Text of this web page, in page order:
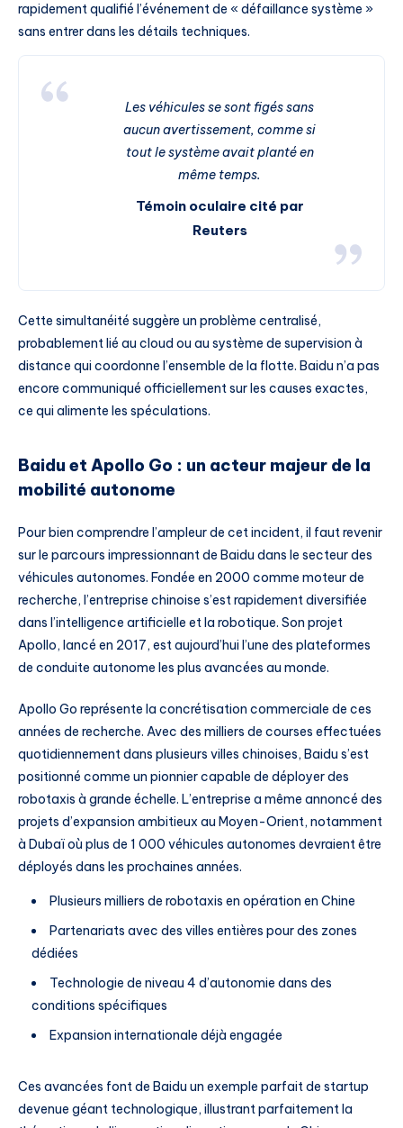
rapidement qualifié l’événement de « défaillance système »
sans entrer dans les détails techniques.
Les véhicules se sont figés sans
aucun avertissement, comme si
tout le système avait planté en
même temps.
Témoin oculaire cité par
Reuters
Cette simultanéité suggère un problème centralisé,
probablement lié au cloud ou au système de supervision à
distance qui coordonne l’ensemble de la flotte. Baidu n’a pas
encore communiqué officiellement sur les causes exactes,
ce qui alimente les spéculations.
Baidu et Apollo Go : un acteur majeur de la
mobilité autonome
Pour bien comprendre l’ampleur de cet incident, il faut revenir
sur le parcours impressionnant de Baidu dans le secteur des
véhicules autonomes. Fondée en 2000 comme moteur de
recherche, l’entreprise chinoise s’est rapidement diversifiée
dans l’intelligence artificielle et la robotique. Son projet
Apollo, lancé en 2017, est aujourd’hui l’une des plateformes
de conduite autonome les plus avancées au monde.
Apollo Go représente la concrétisation commerciale de ces
années de recherche. Avec des milliers de courses effectuées
quotidiennement dans plusieurs villes chinoises, Baidu s’est
positionné comme un pionnier capable de déployer des
robotaxis à grande échelle. L’entreprise a même annoncé des
projets d’expansion ambitieux au Moyen-Orient, notamment
à Dubaï où plus de 1 000 véhicules autonomes devraient être
déployés dans les prochaines années.
Plusieurs milliers de robotaxis en opération en Chine
Partenariats avec des villes entières pour des zones
dédiées
Technologie de niveau 4 d’autonomie dans des
conditions spécifiques
Expansion internationale déjà engagée
Ces avancées font de Baidu un exemple parfait de startup
devenue géant technologique, illustrant parfaitement la